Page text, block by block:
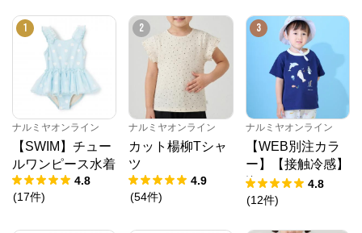
1
ナルミヤオンライン
【SWIM】チュー
ルワンピース水着
4.8
(17件)
2
ナルミヤオンライン
カット楊柳Tシャ
ツ
4.9
(54件)
3
ナルミヤオンライン
【WEB別注カラ
ー】【接触冷感】
海のいきものアッ
プリケ半袖Tシャ
4.8
(12件)
ナルミヤオンライン からのコメント
ナルミヤオンライン公式通販ショップ。人気子供服メ
ゾピアノ、プティマイン、ラブトキシック、アナスイ
ミニ等、全ブランド、全商品をご覧いただけます。